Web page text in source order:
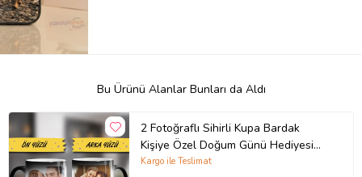
Bu Ürünü Alanlar Bunları da Aldı
2 Fotoğraflı Sihirli Kupa Bardak
Kişiye Özel Doğum Günü Hediyesi
Sevgiliye Hediye Anneye Babaya
Kargo ile Teslimat